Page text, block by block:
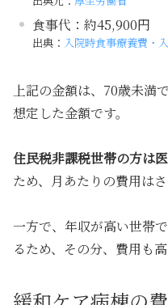
食事代：約45,900円
出典： 入院時食事療養費・
上記の金額は、70歳未満
想定した金額です。
住民税非課税世帯の方は
ため、月あたりの費用は
一方で、年収が高い世帯
るため、その分、費用も高